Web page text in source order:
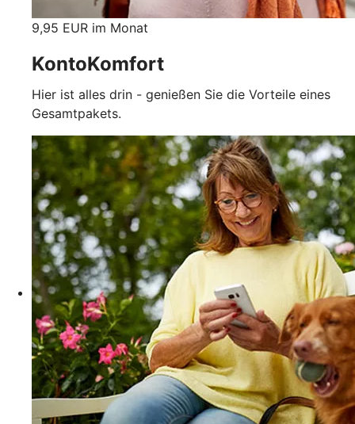
9,95 EUR im Monat
KontoKomfort
Hier ist alles drin - genießen Sie die Vorteile eines
Gesamtpakets.